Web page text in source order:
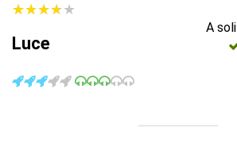
★★★★★
★★★★★
Luce
A soli